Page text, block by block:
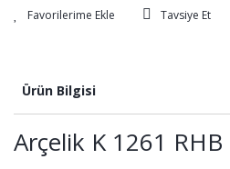
Tavsiye Et
Ürün Bilgisi
Arçelik K 1261 RHB